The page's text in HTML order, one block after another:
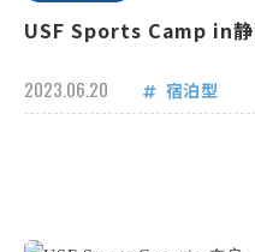
USF Sports Camp in静
2023.06.20 宿泊型